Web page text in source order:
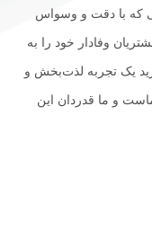
که با دقت و وسواس
وفادار خود را به
یک تجربه لذت‌بخش و
و ما قدردان این